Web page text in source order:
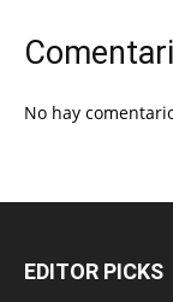
No hay
EDITOR PICKS